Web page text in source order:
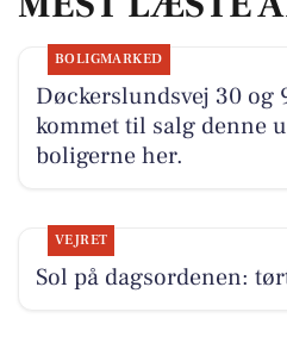
BOLIGMARKED
Døckerslundsvej 30 og
kommet til salg denne
boligerne her.
VEJRET
Sol på dagsordenen: